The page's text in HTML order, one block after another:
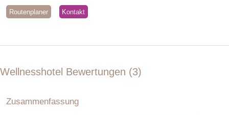
Routenplaner Kontakt
Wellnesshotel Bewertungen 3
Zusammenfassung